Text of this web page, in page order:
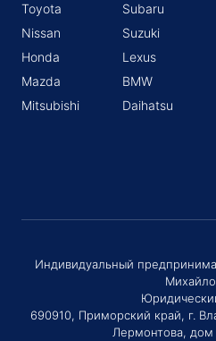
Toyota
Nissan
Honda
Mazda
Mitsubishi
Subaru
Suzuki
Lexus
BMW
Daihatsu
Индивидуальный
690910, Приморский край, г.
Лермонтова, дом